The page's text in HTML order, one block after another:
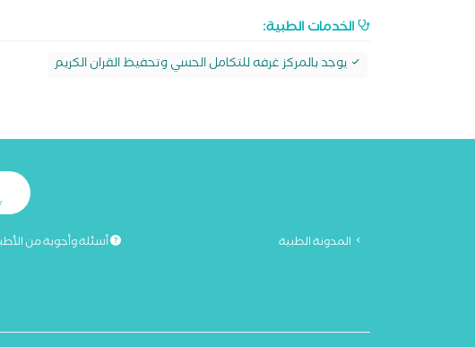
الخدمات الطبية:
يوجد بالمركز غرفه للتكامل الحسي وتحفيظ القران الكريم
المدونة الطبية أسئلة وأجوبة من